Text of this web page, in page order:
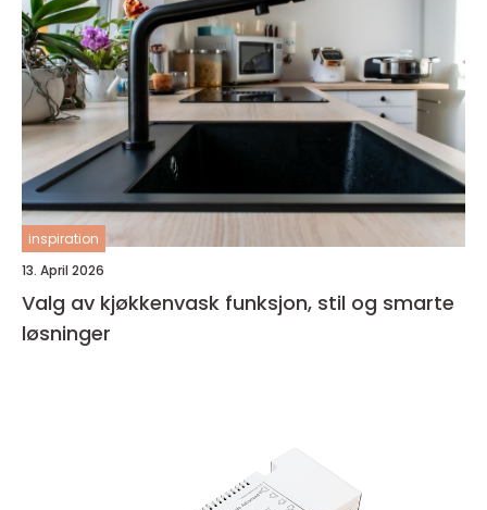
inspiration
13. April 2026
Valg av kjøkkenvask funksjon, stil og smarte
løsninger